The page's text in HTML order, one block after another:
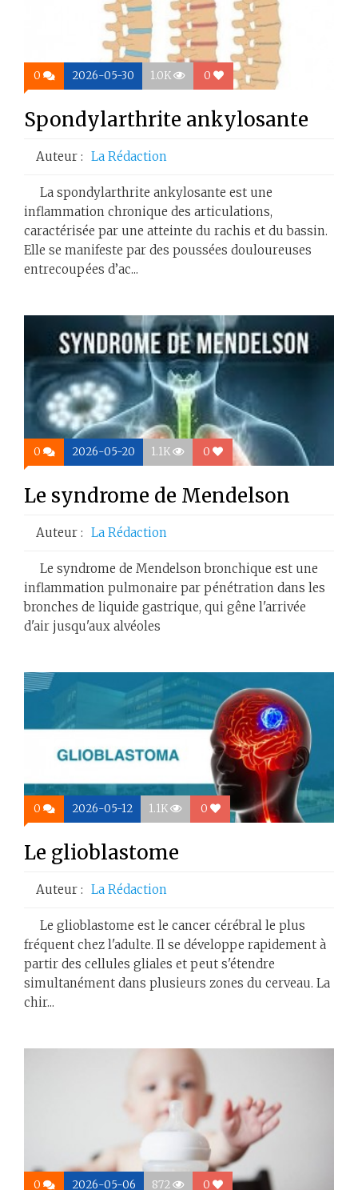
0 2026-05-30 1.0K 0
Spondylarthrite ankylosante
Auteur : La Rédaction
La spondylarthrite ankylosante est une
inflammation chronique des articulations,
caractérisée par une atteinte du rachis et du bassin.
Elle se manifeste par des poussées douloureuses
entrecoupées d’ac...
0 2026-05-20 1.1K 0
Le syndrome de Mendelson
Auteur : La Rédaction
Le syndrome de Mendelson bronchique est une
inflammation pulmonaire par pénétration dans les
bronches de liquide gastrique, qui gêne l'arrivée
d'air jusqu'aux alvéoles
0 2026-05-12 1.1K 0
Le glioblastome
Auteur : La Rédaction
Le glioblastome est le cancer cérébral le plus
fréquent chez l'adulte. Il se développe rapidement à
partir des cellules gliales et peut s'étendre
simultanément dans plusieurs zones du cerveau. La
chir...
0 2026-05-06 872 0